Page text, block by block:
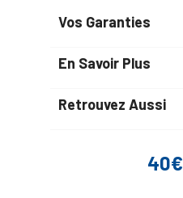
40€
Vos Garanties
En Savoir Plus
Retrouvez Aussi